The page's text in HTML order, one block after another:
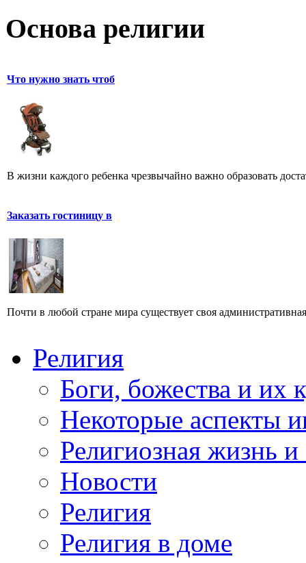
Основа религии
Что нужно знать чтоб
В жизни каждого ребенка чрезвычайно важно образовать
Заказать гостиницу в
Почти в любой стране мира существует своя
Религия
Боги, божества и их
Некоторые аспекты
Религиозная жизнь
Новости
Религия
Религия в доме